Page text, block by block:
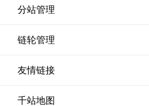
分站管理
链轮管理
友情链接
千站地图